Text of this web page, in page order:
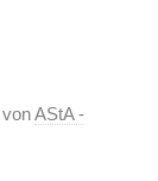
vonAStA -